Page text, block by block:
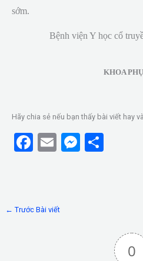
sớm.
Bệnh viện Y học cổ
KHOA
Hãy chia sẻ nếu bạn thấy bài viết hay
F
o
E M S
← Trước Bài viết
0